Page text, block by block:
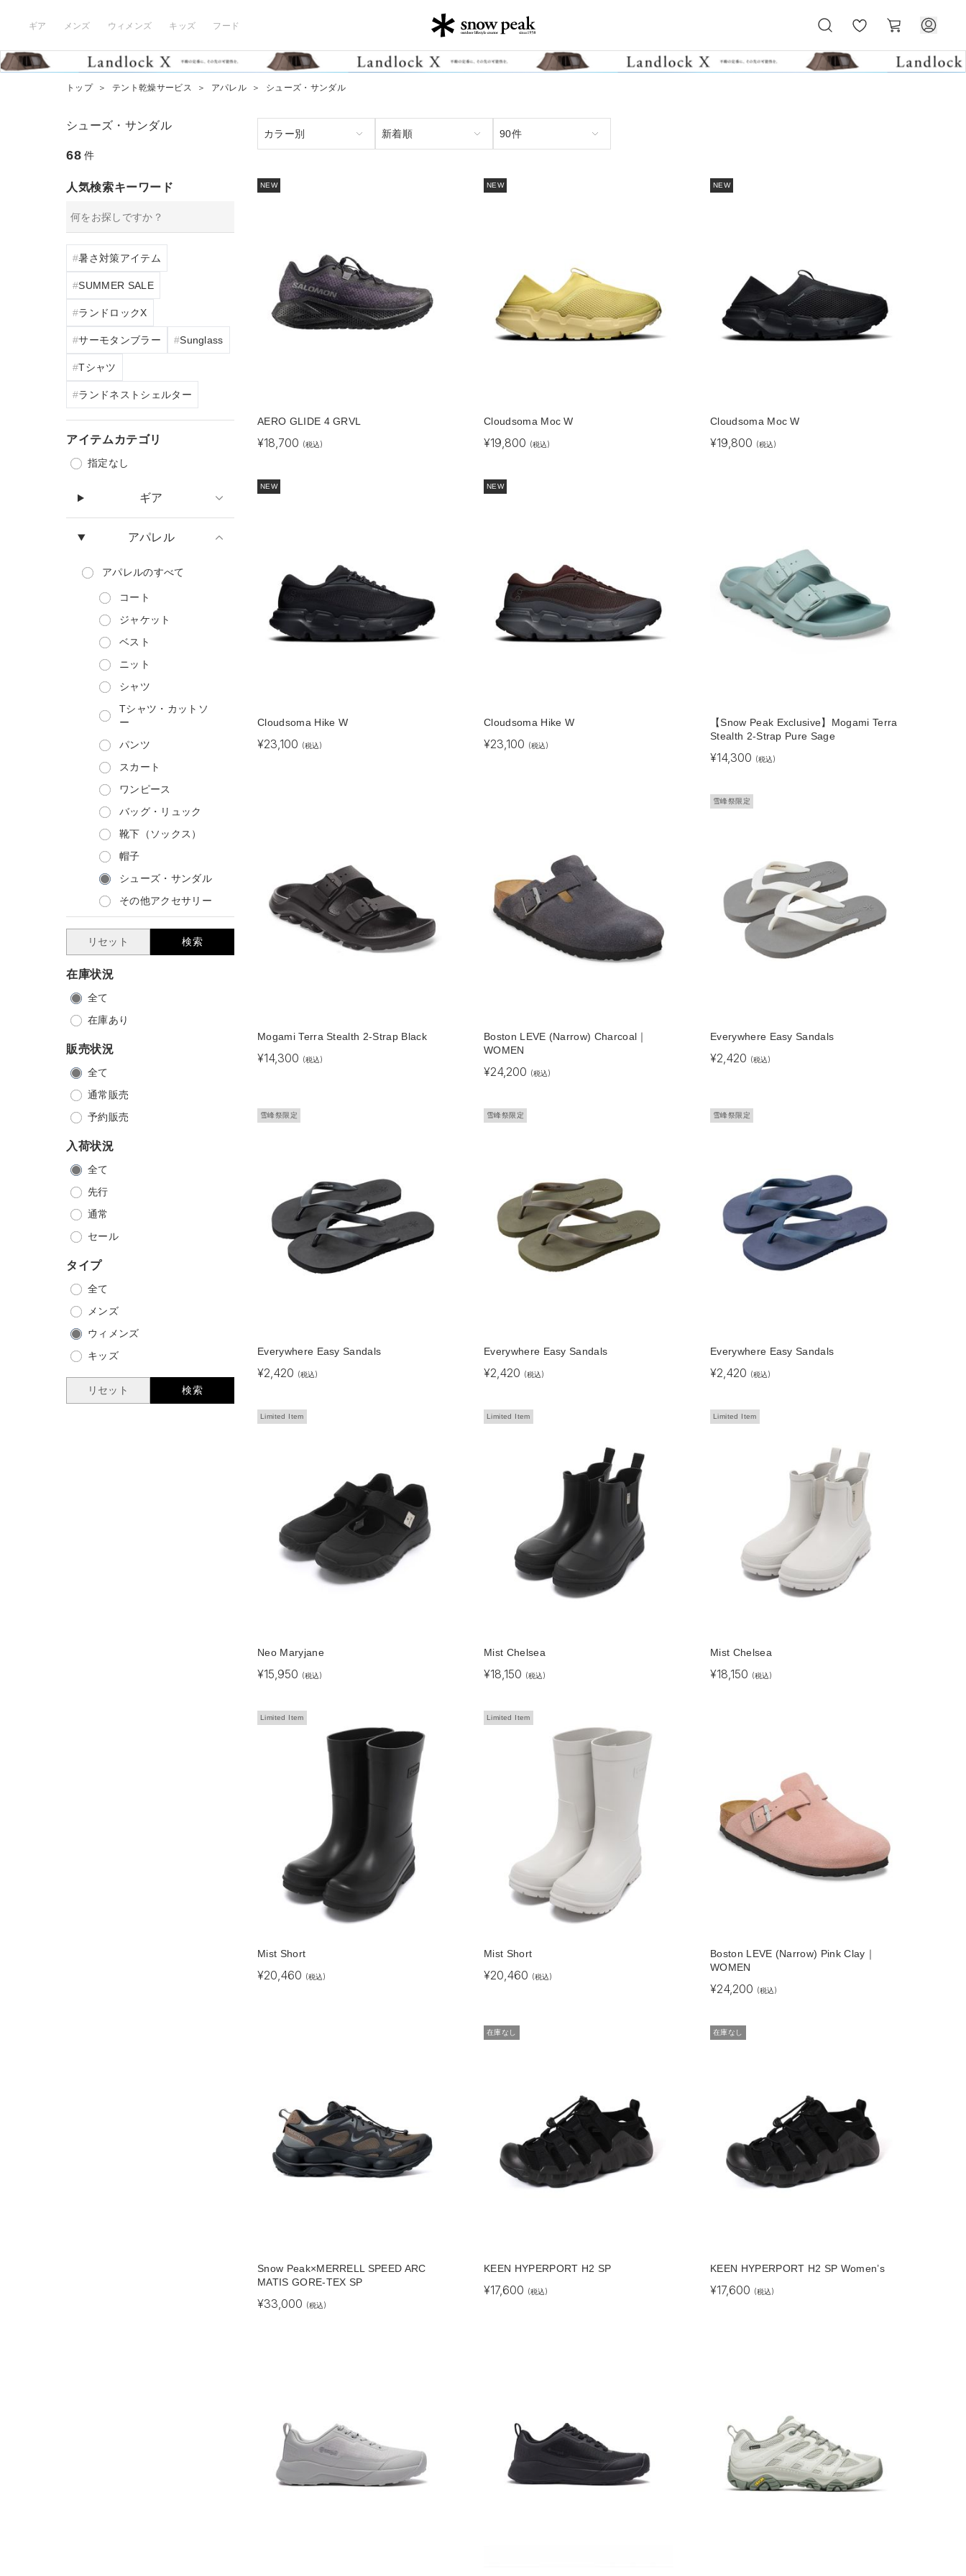
ギア メンズ ウィメンズ キッズ フード
気
に
ー
ト
トップ ＞ テント乾燥サービス ＞ アパレル ＞ シューズ・サンダル
シューズ・サンダル
68 件
人気検索キーワード
暑さ対策アイテム
SUMMER SALE
ランドロックX
サーモタンブラー Sunglass
Tシャツ
ランドネストシェルター
アイテムカテゴリ
指定なし
ギア
アパレル
アパレルのすべて
コート
ジャケット
ベスト
ニット
シャツ
Tシャツ・カットソ
ー
パンツ
スカート
ワンピース
バッグ・リュック
靴下（ソックス）
帽子
シューズ・サンダル
その他アクセサリー
リセット 検索
在庫状況
全て
在庫あり
販売状況
全て
通常販売
予約販売
入荷状況
全て
先行
通常
セール
タイプ
全て
メンズ
ウィメンズ
キッズ
リセット 検索
NEW
AERO GLIDE 4 GRVL
¥18,700 (税込)
NEW
Cloudsoma Moc W
¥19,800 (税込)
NEW
Cloudsoma Moc W
¥19,800 (税込)
NEW
Cloudsoma Hike W
¥23,100 (税込)
NEW
Cloudsoma Hike W
¥23,100 (税込)
【Snow Peak Exclusive】Mogami Terra
Stealth 2-Strap Pure Sage
¥14,300 (税込)
Mogami Terra Stealth 2-Strap Black
¥14,300 (税込)
Boston LEVE (Narrow) Charcoal｜
WOMEN
¥24,200 (税込)
雪峰祭限定
Everywhere Easy Sandals
¥2,420 (税込)
雪峰祭限定
Everywhere Easy Sandals
¥2,420 (税込)
雪峰祭限定
Everywhere Easy Sandals
¥2,420 (税込)
雪峰祭限定
Everywhere Easy Sandals
¥2,420 (税込)
Limited Item
Neo Maryjane
¥15,950 (税込)
Limited Item
Mist Chelsea
¥18,150 (税込)
Limited Item
Mist Chelsea
¥18,150 (税込)
Limited Item
Mist Short
¥20,460 (税込)
Limited Item
Mist Short
¥20,460 (税込)
Boston LEVE (Narrow) Pink Clay｜
WOMEN
¥24,200 (税込)
Snow Peak×MERRELL SPEED ARC
MATIS GORE-TEX SP
¥33,000 (税込)
在庫なし
KEEN HYPERPORT H2 SP
¥17,600 (税込)
在庫なし
KEEN HYPERPORT H2 SP Women’s
¥17,600 (税込)